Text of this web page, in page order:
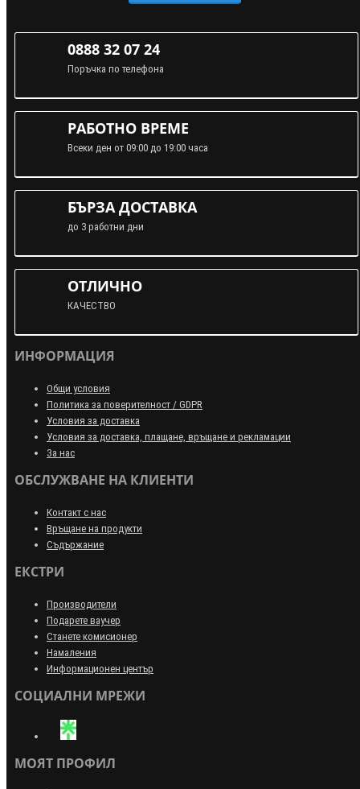
0888 32 07 24
Поръчка по телефона
РАБОТНО ВРЕМЕ
Всеки ден от 09:00 до 19:00 часа
БЪРЗА ДОСТАВКА
до 3 работни дни
ОТЛИЧНО
КАЧЕСТВО
ИНФОРМАЦИЯ
Общи условия
Политика за поверителност / GDPR
Условия за доставка
Условия за доставка, плащане, връщане и рекламации
За нас
ОБСЛУЖВАНЕ НА КЛИЕНТИ
Контакт с нас
Връщане на продукти
Съдържание
ЕКСТРИ
Производители
Подарете ваучер
Станете комисионер
Намаления
Информационен център
СОЦИАЛНИ МРЕЖИ
МОЯТ ПРОФИЛ